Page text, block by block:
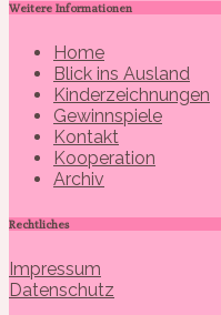
Weitere Informationen
Home
Blick ins Ausland
Kinderzeichnungen
Gewinnspiele
Kontakt
Kooperation
Archiv
Rechtliches
Impressum
Datenschutz